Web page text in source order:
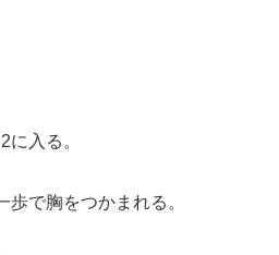
入る。
で胸をつかまれる。